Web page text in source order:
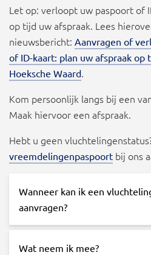
Let op: verloopt uw paspoort of
op tijd uw afspraak. Lees
nieuwsbericht: Aanvragen of
of ID-kaart: plan uw afspraak op
Hoeksche Waard.
Kom persoonlijk langs bij een
Maak hiervoor een afspraak.
Hebt u geen
vreemdelingenpaspoort bij ons
Wanneer kan ik een
aanvragen?
Wat neem ik mee?